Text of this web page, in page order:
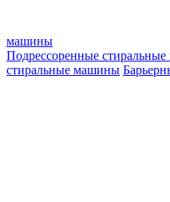
машины
Подрессоренные
стиральные машины